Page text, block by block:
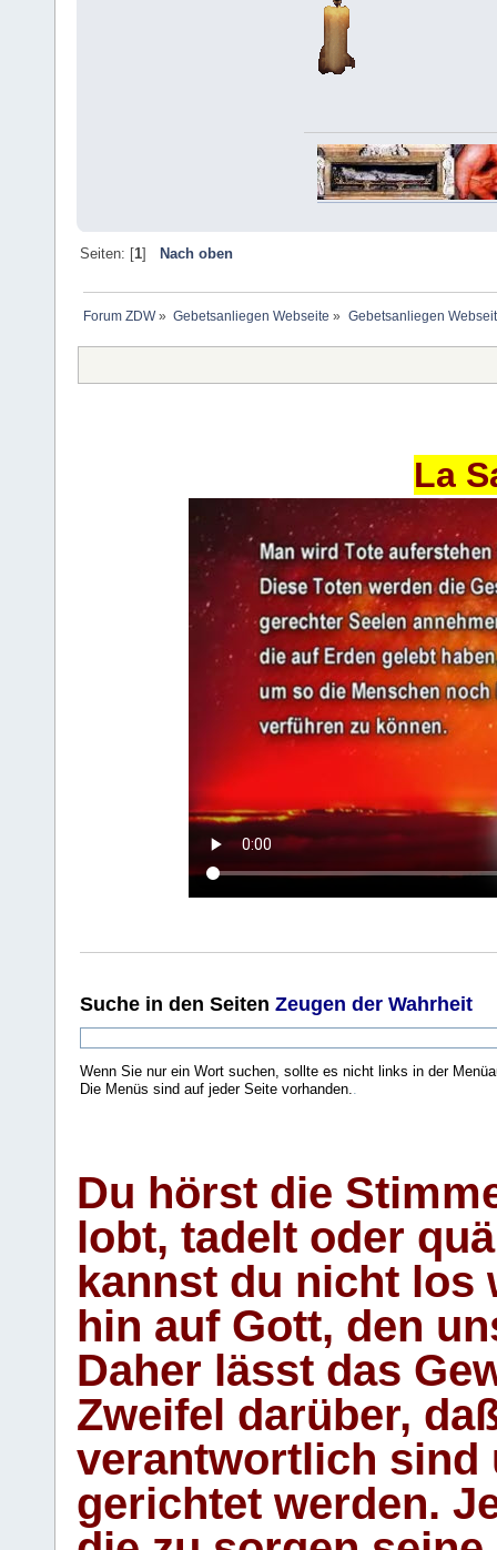
Seiten: [1] Nach oben
Forum ZDW» Gebetsanliegen Webseite » Gebetsanliegen
La
Suche in den Seiten Zeugen der Wahrheit
Wenn Sie nur ein Wort suchen, sollte es nicht links in der
Die Menüs sind auf jeder Seite vorhanden.
Du hörst die
lobt, tadelt oder
kannst du nicht los
hin auf Gott, den
Daher lässt das
Zweifel darüber,
verantwortlich sind
gerichtet werden.